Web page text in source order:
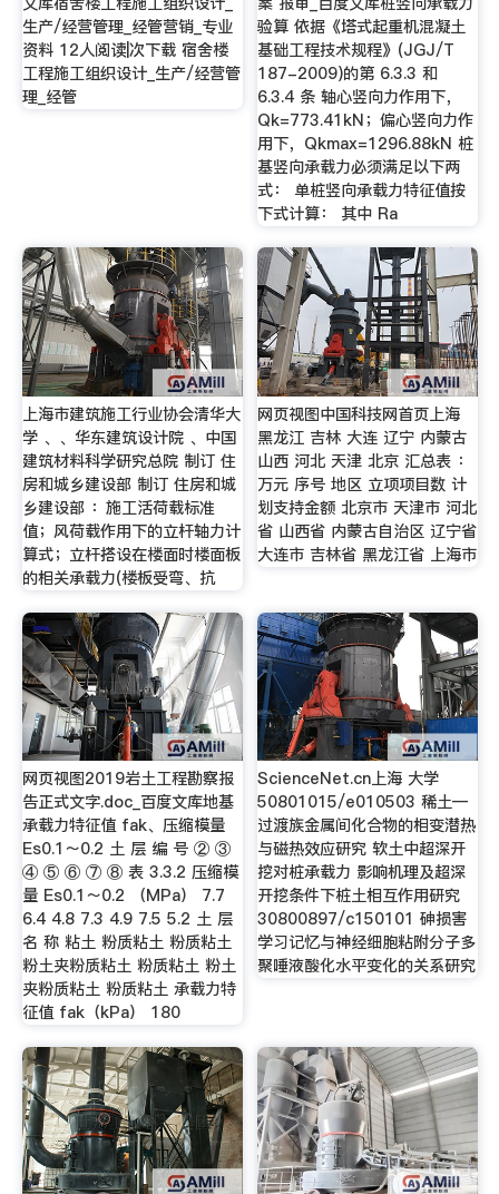
生产/经营管理_经管营销_专业
资料 12人阅读|次下载 宿舍楼
工程施工组织设计_生产/经营管
理_经管
验算 依据《塔式起重机混凝土
基础工程技术规程》(JGJ/T
187-2009)的第 6.3.3 和
6.3.4 条 轴心竖向力作用下，
Qk=773.41kN；偏心竖向力作
用下，Qkmax=1296.88kN 桩
基竖向承载力必须满足以下两
式： 单桩竖向承载力特征值按
下式计算： 其中 Ra
上海市建筑施工行业协会清华大
学 、、华东建筑设计院 、中国
建筑材料科学研究总院 制订 住
房和城乡建设部 制订 住房和城
乡建设部 ：施工活荷载标准
值；风荷载作用下的立杆轴力计
算式；立杆搭设在楼面时楼面板
的相关承载力(楼板受弯、抗
网页视图中国科技网首页上海
黑龙江 吉林 大连 辽宁 内蒙古
山西 河北 天津 北京 汇总表 ：
万元 序号 地区 立项项目数 计
划支持金额 北京市 天津市 河北
省 山西省 内蒙古自治区 辽宁省
大连市 吉林省 黑龙江省 上海市
网页视图2019岩土工程勘察报
告正式文字.doc_百度文库地基
承载力特征值 fak、压缩模量
Es0.1～0.2 土 层 编 号 ② ③
④ ⑤ ⑥ ⑦ ⑧ 表 3.3.2 压缩模
量 Es0.1～0.2 （MPa） 7.7
6.4 4.8 7.3 4.9 7.5 5.2 土 层
名 称 粘土 粉质粘土 粉质粘土
粉土夹粉质粘土 粉质粘土 粉土
夹粉质粘土 粉质粘土 承载力特
征值 fak（kPa） 180
ScienceNet.cn上海 大学
50801015/e010503 稀土—
过渡族金属间化合物的相变潜热
与磁热效应研究 软土中超深开
挖对桩承载力 影响机理及超深
开挖条件下桩土相互作用研究
30800897/c150101 砷损害
学习记忆与神经细胞粘附分子多
聚唾液酸化水平变化的关系研究